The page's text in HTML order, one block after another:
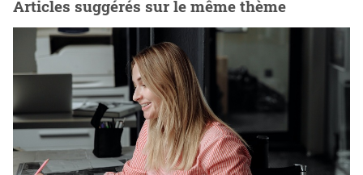
Articles suggérés sur le même thème